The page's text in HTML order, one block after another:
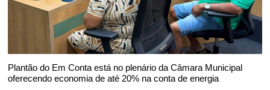
Plantão do Em Conta está no plenário da Câmara Municipal
oferecendo economia de até 20% na conta de energia